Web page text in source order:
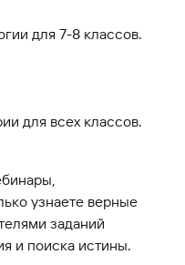
для 7-8 классов.
для всех классов.
узнаете верные
заданий
и поиска истины.